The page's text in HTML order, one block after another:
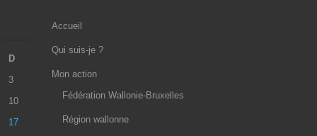
D
3
10
17
Accueil
Qui suis-je ?
Mon action
Fédération Wallonie-Bruxelles
Région wallonne